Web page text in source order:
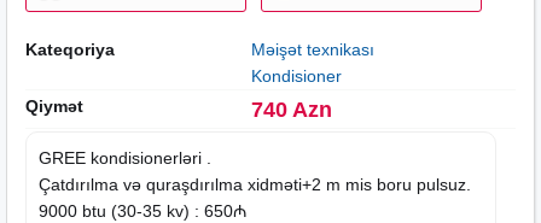
Kateqoriya
Məişət texnikası
Kondisioner
Qiymət
740 Azn
GREE kondisionerləri .
Çatdırılma və quraşdırılma xidməti+2 m mis boru pulsuz.
9000 btu (30-35 kv) : 650₼